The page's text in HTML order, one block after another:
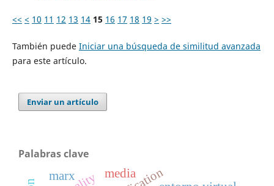
<< < 10 11 12 13 14 15 16 17 18 19 > >>
También puede Iniciar una búsqueda de similitud avanzada
para este artículo.
Enviar un artículo
Palabras clave
marx media